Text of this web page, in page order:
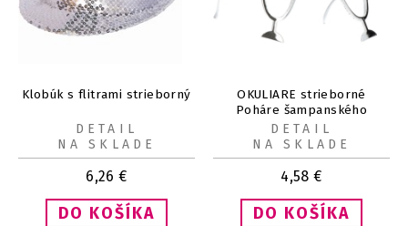
Klobúk s flitrami strieborný
6,26 €
DETAIL
NA SKLADE
OKULIARE strieborné
Poháre šampanského
4,58 €
DETAIL
NA SKLADE